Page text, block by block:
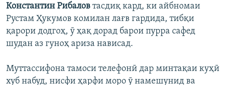
Константин Рибалов тасдиқ кард, ки айбномаи
Рустам Ҳукумов комилан лағв гардида, тибқи
қарори додгоҳ, ӯ ҳақ дорад барои пурра сафед
шудан аз гуноҳ ариза нависад.
Муттассифона тамоси телефонӣ дар минтақаи куҳӣ
хуб набуд, нисфи ҳарфи моро ӯ намешунид ва